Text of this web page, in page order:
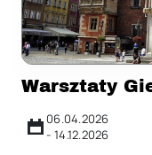
Warsztaty
06.04.2026
- 14.12.2026